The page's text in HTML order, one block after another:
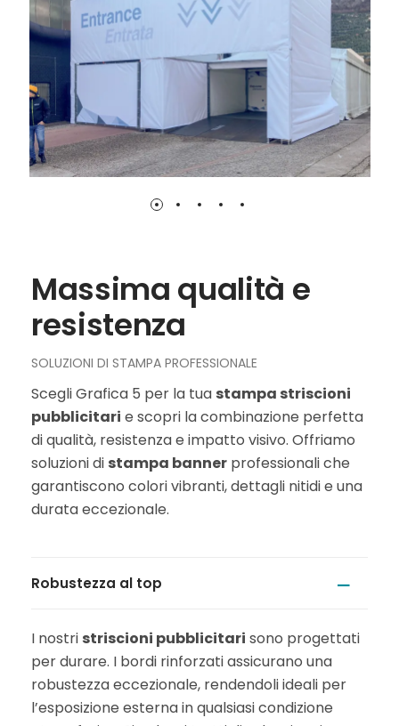
durata anche in condizioni atmosferiche difficili,
perfetti per eventi outdoor.
Massima qualità e
resistenza
SOLUZIONI DI STAMPA PROFESSIONALE
Scegli Grafica 5 per la tua stampa striscioni
pubblicitari e scopri la combinazione perfetta
di qualità, resistenza e impatto visivo. Offriamo
soluzioni di stampa banner professionali che
garantiscono colori vibranti, dettagli nitidi e una
durata eccezionale.
Robustezza al top
I nostri striscioni pubblicitari sono progettati
per durare. I bordi rinforzati assicurano una
robustezza eccezionale, rendendoli ideali per
l’esposizione esterna in qualsiasi condizione